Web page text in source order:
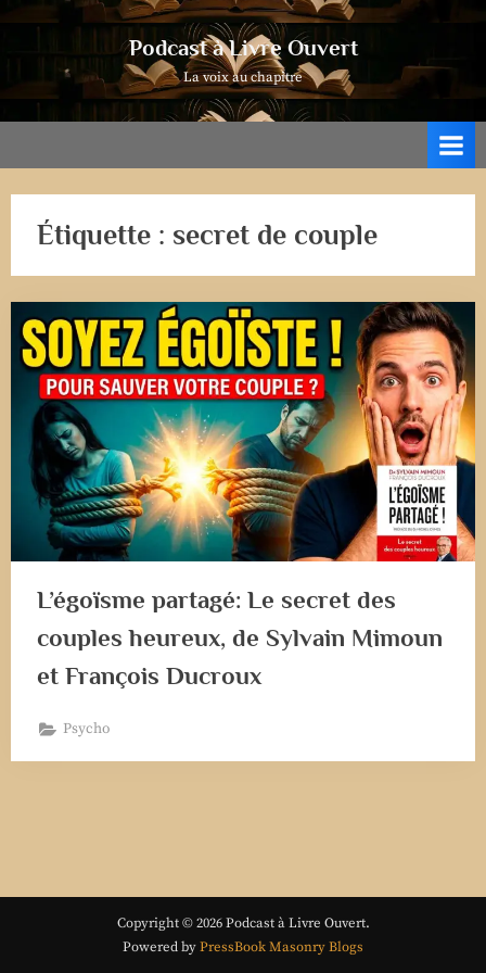
Podcast à Livre Ouvert
La voix au chapitre
Étiquette : secret de couple
L’égoïsme partagé: Le secret des
couples heureux, de Sylvain Mimoun
et François Ducroux
Psycho
Copyright © 2026 Podcast à Livre Ouvert.
Powered byPressBook Masonry Blogs